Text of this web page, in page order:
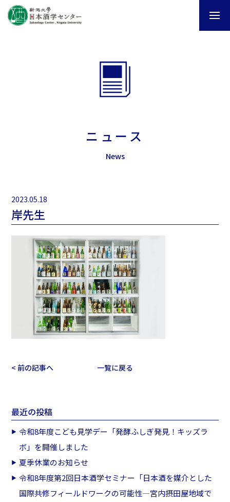
ニュース
News
2023.05.18
岸先生
< 前の記事へ 一覧に戻る
最近の投稿
令和8年度こども見学デー「発酵ふしぎ発見！キッズラ
ボ」を開催しました
夏季休業のお知らせ
令和8年度第2回日本酒学セミナー「日本酒を媒介とした
国際共修フィールドワークの可能性―宮内摂田屋地域で